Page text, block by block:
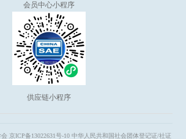
会员中心小程序
供应链小程序
会京ICP备13022631号-10 中华人民共和国社会团体登记证/社证